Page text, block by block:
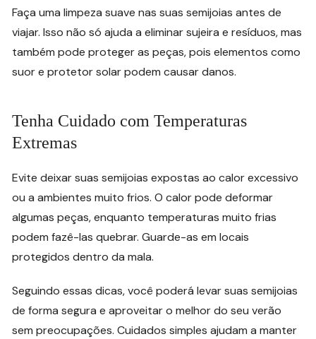
Faça uma limpeza suave nas suas semijoias antes de
viajar. Isso não só ajuda a eliminar sujeira e resíduos, mas
também pode proteger as peças, pois elementos como
suor e protetor solar podem causar danos.
Tenha Cuidado com Temperaturas
Extremas
Evite deixar suas semijoias expostas ao calor excessivo
ou a ambientes muito frios. O calor pode deformar
algumas peças, enquanto temperaturas muito frias
podem fazê-las quebrar. Guarde-as em locais
protegidos dentro da mala.
Seguindo essas dicas, você poderá levar suas semijoias
de forma segura e aproveitar o melhor do seu verão
sem preocupações. Cuidados simples ajudam a manter